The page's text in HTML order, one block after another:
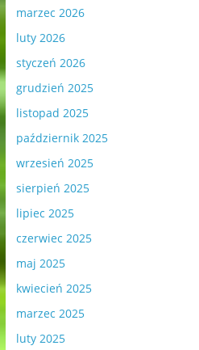
marzec 2026
luty 2026
styczeń 2026
grudzień 2025
listopad 2025
październik 2025
wrzesień 2025
sierpień 2025
lipiec 2025
czerwiec 2025
maj 2025
kwiecień 2025
marzec 2025
luty 2025